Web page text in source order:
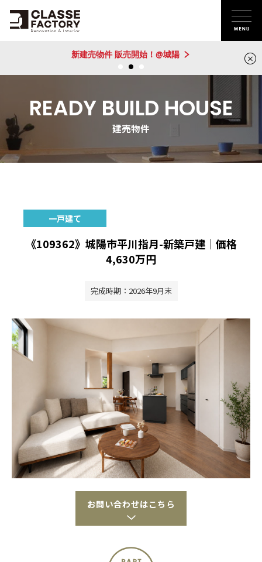
新建売物件 販売開始！@城陽
READY BUILD HOUSE
建売物件
《109362》城陽市平川指月-新築戸建｜価格
4,630万円
完成時期：2026年9月末
お問い合わせはこちら